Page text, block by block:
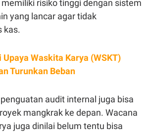
risiko tinggi dengan sistem
yang lancar agar tidak
kas.
Upaya Waskita Karya (WSKT)
Turunkan Beban
audit internal juga bisa
mangkrak ke depan. Wacana
juga dinilai belum tentu bisa